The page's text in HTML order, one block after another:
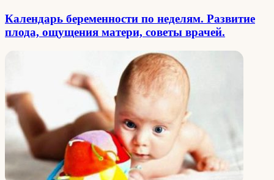
Календарь беременности по неделям. Развитие
плода, ощущения матери, советы врачей.